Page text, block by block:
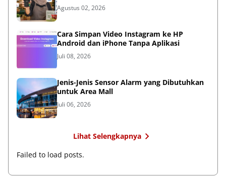
Agustus 02, 2026
Cara Simpan Video Instagram ke HP
Android dan iPhone Tanpa Aplikasi
Juli 08, 2026
Jenis-Jenis Sensor Alarm yang Dibutuhkan
untuk Area Mall
Juli 06, 2026
Lihat Selengkapnya
Failed to load posts.